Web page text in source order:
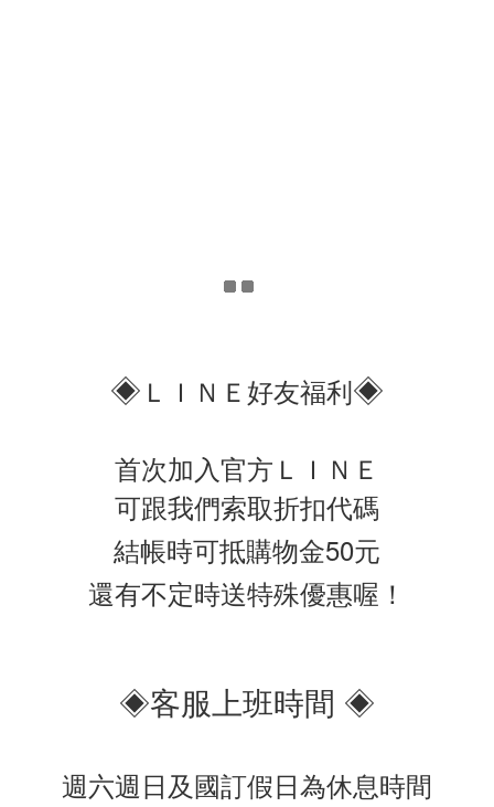
◈ ＬＩＮＥ好友福利◈
首次加入官方ＬＩＮＥ
可跟我們索取折扣代碼
結帳時可抵購物金50元
還有不定時送特殊優惠喔！
◈客服上班時間 ◈
週六週日及國訂假日為休息時間